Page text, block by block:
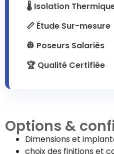
🌡️ Isolation
📏 Étude Sur-mesure
👷 Poseurs Salariés
🏆 Qualité Certifiée
Options &
Dimensions et
choix des finitions et